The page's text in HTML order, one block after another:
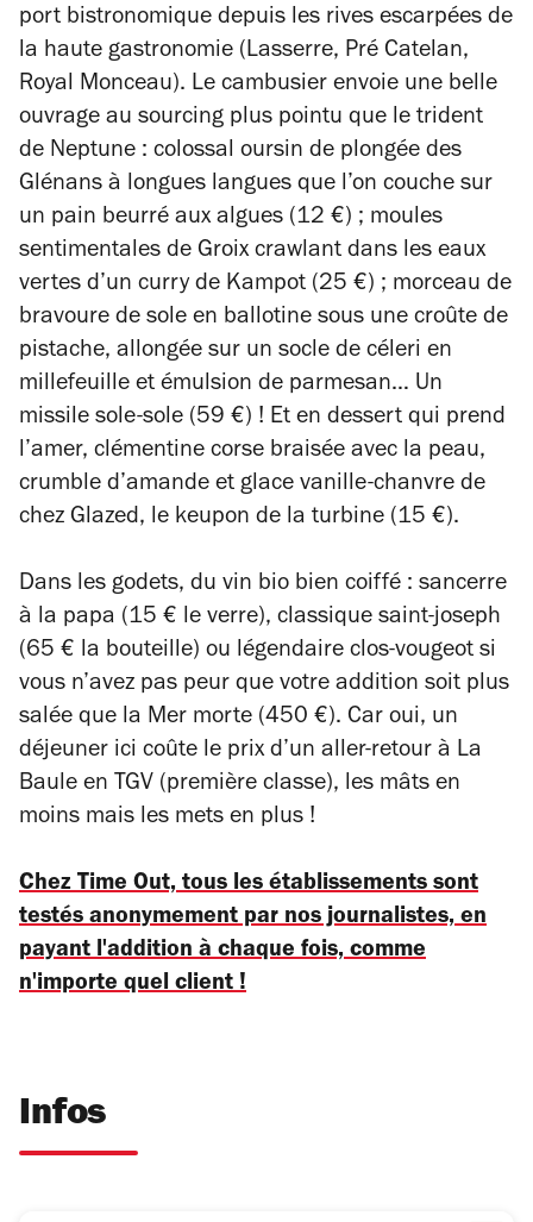
port bistronomique depuis les rives escarpées de
la haute gastronomie (Lasserre, Pré Catelan,
Royal Monceau). Le cambusier envoie une belle
ouvrage au sourcing plus pointu que le trident
de Neptune : colossal oursin de plongée des
Glénans à longues langues que l’on couche sur
un pain beurré aux algues (12 €) ; moules
sentimentales de Groix crawlant dans les eaux
vertes d’un curry de Kampot (25 €) ; morceau de
bravoure de sole en ballotine sous une croûte de
pistache, allongée sur un socle de céleri en
millefeuille et émulsion de parmesan… Un
missile sole-sole (59 €) ! Et en dessert qui prend
l’amer, clémentine corse braisée avec la peau,
crumble d’amande et glace vanille-chanvre de
chez Glazed, le keupon de la turbine (15 €).
Dans les godets, du vin bio bien coiffé : sancerre
à la papa (15 € le verre), classique saint-joseph
(65 € la bouteille) ou légendaire clos-vougeot si
vous n’avez pas peur que votre addition soit plus
salée que la Mer morte (450 €). Car oui, un
déjeuner ici coûte le prix d’un aller-retour à La
Baule en TGV (première classe), les mâts en
moins mais les mets en plus !
Chez Time Out, tous les établissements sont
testés anonymement par nos journalistes, en
payant l'addition à chaque fois, comme
n'importe quel client !
Infos